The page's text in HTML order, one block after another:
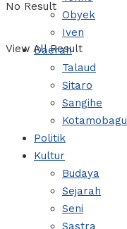
No Result
View All Result
Obyek
Iven
Daerah
Talaud
Sitaro
Sangihe
Kotamobagu
Politik
Kultur
Budaya
Sejarah
Seni
Sastra